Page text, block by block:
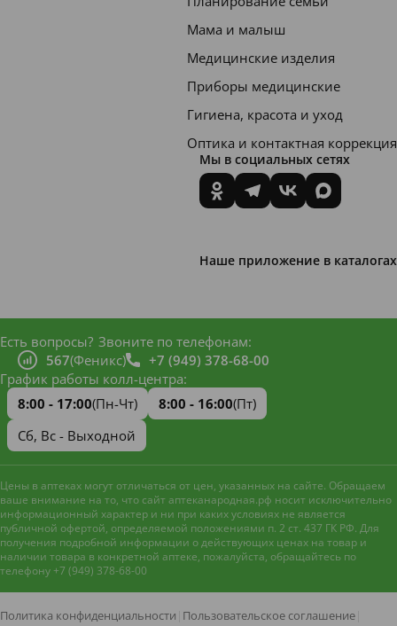
Мама и малыш
Медицинские изделия
Приборы медицинские
Гигиена, красота и уход
Оптика и контактная коррекция
Мы в социальных сетях
Наше приложение в каталогах
Есть вопросы? Звоните по телефонам:
567(Феникс)
+7 (949) 378-68-00
График работы колл-центра:
8:00 - 17:00(Пн-Чт) 8:00 - 16:00(Пт)
Сб, Вс - Выходной
Цены в аптеках могут отличаться от цен, указанных на сайте. Обращаем
ваше внимание на то, что сайт аптеканародная.рф носит исключительно
информационный характер и ни при каких условиях не является
публичной офертой, определяемой положениями п. 2 ст. 437 ГК РФ. Для
получения подробной информации о действующих ценах на товар и
наличии товара в конкретной аптеке, пожалуйста, обращайтесь по
телефону +7 (949) 378-68-00
Политика конфиденциальности Пользовательское соглашение
Наш сайт использует файлы
улучшения работы и анализа